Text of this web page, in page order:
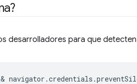
desarrolladores para que
navigator .credentials .